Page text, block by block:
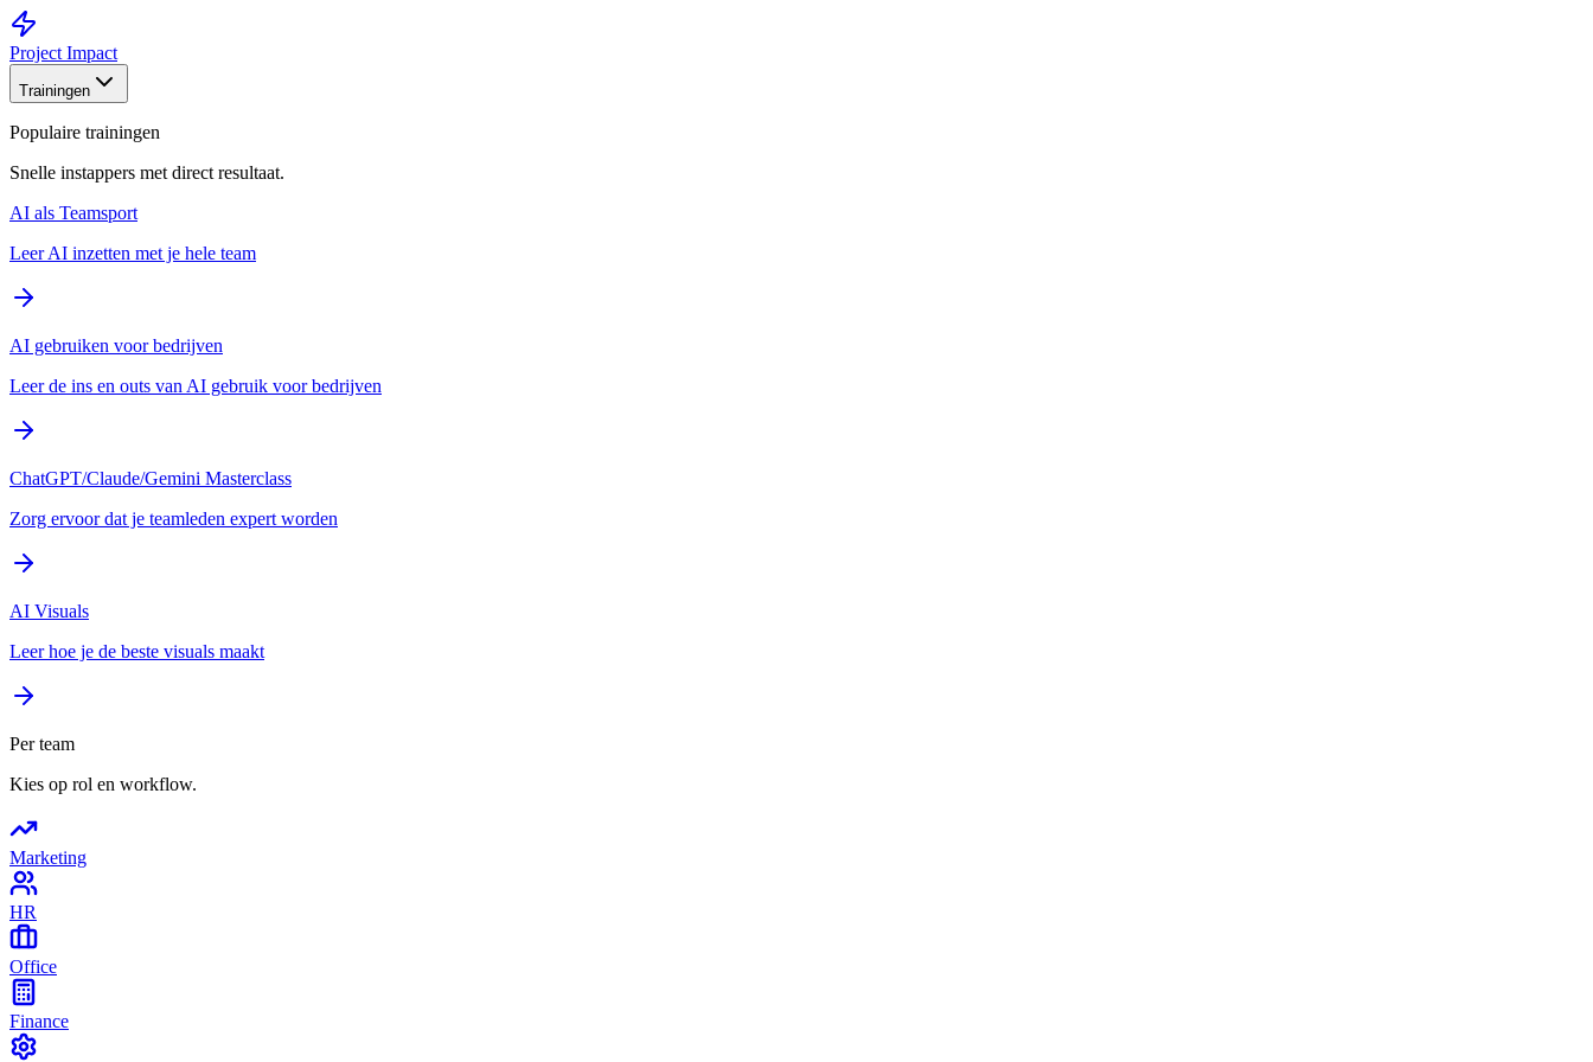
Project Impact
Trainingen
Populaire trainingen
Snelle instappers met direct resultaat.
AI als Teamsport
Leer AI inzetten met je hele team
AI gebruiken voor bedrijven
Leer de ins en outs van AI gebruik voor bedrijven
ChatGPT/Claude/Gemini Masterclass
Zorg ervoor dat je teamleden expert worden
AI Visuals
Leer hoe je de beste visuals maakt
Per team
Kies op rol en workflow.
Marketing
HR
Office
Finance